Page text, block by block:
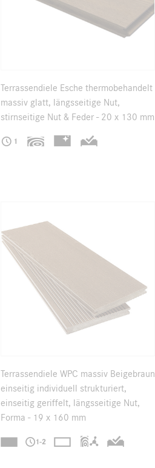
Terrassendiele Esche thermobehandelt
massiv glatt, längsseitige Nut,
stirnseitige Nut & Feder - 20 x 130 mm
Terrassendiele WPC massiv Beigebraun
einseitig individuell strukturiert,
einseitig geriffelt, längsseitige Nut,
Forma - 19 x 160 mm